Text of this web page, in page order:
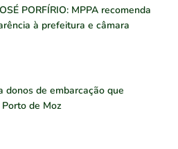
PORFÍRIO: MPPA recomenda
à prefeitura e câmara
donos de embarcação que
de Moz